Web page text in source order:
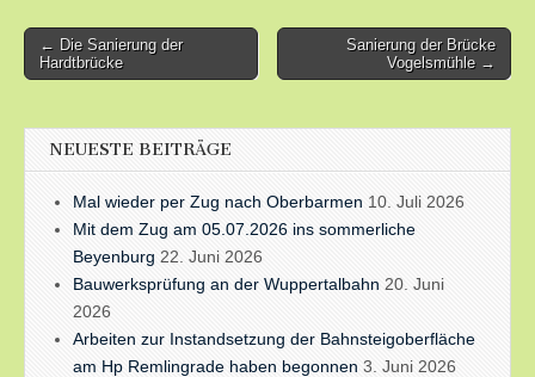
Post
navigation
← Die Sanierung der
Hardtbrücke
Sanierung der Brücke
Vogelsmühle →
NEUESTE BEITRÄGE
Mal wieder per Zug nach Oberbarmen 10. Juli 2026
Mit dem Zug am 05.07.2026 ins sommerliche
Beyenburg 22. Juni 2026
Bauwerksprüfung an der Wuppertalbahn 20. Juni
2026
Arbeiten zur Instandsetzung der Bahnsteigoberfläche
am Hp Remlingrade haben begonnen 3. Juni 2026